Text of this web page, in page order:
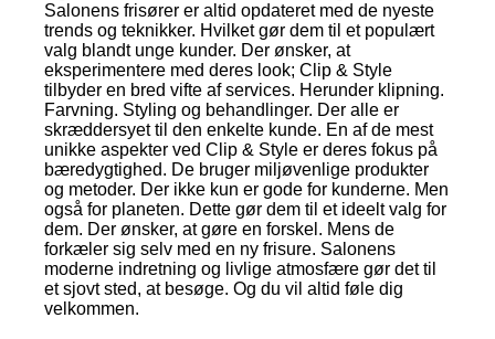
Salonens frisører er altid opdateret med de nyeste
trends og teknikker. Hvilket gør dem til et populært
valg blandt unge kunder. Der ønsker, at
eksperimentere med deres look; Clip & Style
tilbyder en bred vifte af services. Herunder klipning.
Farvning. Styling og behandlinger. Der alle er
skræddersyet til den enkelte kunde. En af de mest
unikke aspekter ved Clip & Style er deres fokus på
bæredygtighed. De bruger miljøvenlige produkter
og metoder. Der ikke kun er gode for kunderne. Men
også for planeten. Dette gør dem til et ideelt valg for
dem. Der ønsker, at gøre en forskel. Mens de
forkæler sig selv med en ny frisure. Salonens
moderne indretning og livlige atmosfære gør det til
et sjovt sted, at besøge. Og du vil altid føle dig
velkommen.